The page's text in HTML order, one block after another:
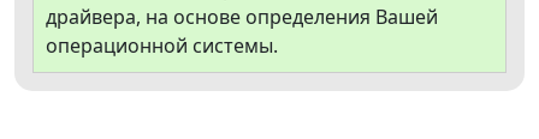
драйвера, на основе определения Вашей
операционной системы.